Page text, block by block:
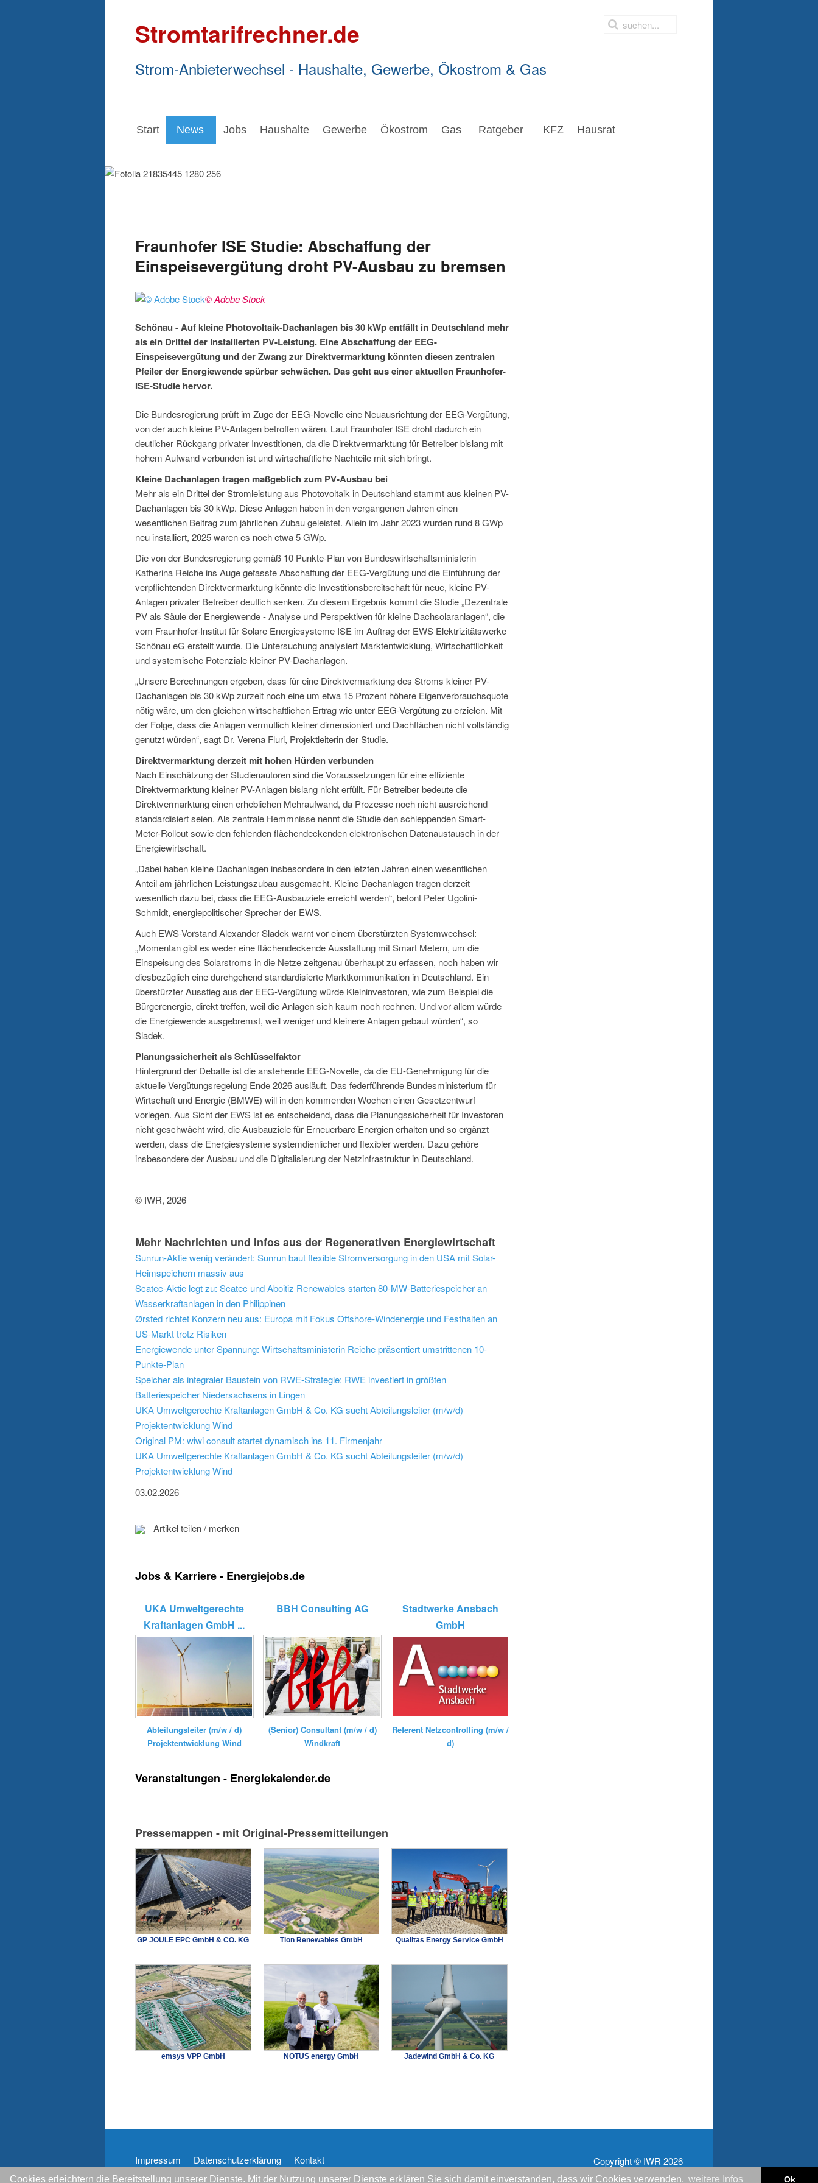
Cookies erleichtern die Bereitstellung unserer Dienste. Mit der Nutzung unserer Dienste erklären Sie sich damit einverstanden, dass wir Cookies verwenden. weitere Infos Ok
Stromtarifrechner.de
Strom-Anbieterwechsel - Haushalte, Gewerbe, Ökostrom & Gas
Start News Jobs Haushalte Gewerbe Ökostrom Gas Ratgeber KFZ Hausrat
Fraunhofer ISE Studie: Abschaffung der
Einspeisevergütung droht PV-Ausbau zu bremsen
© Adobe Stock
Schönau - Auf kleine Photovoltaik-Dachanlagen bis 30 kWp entfällt in Deutschland mehr
als ein Drittel der installierten PV-Leistung. Eine Abschaffung der EEG-
Einspeisevergütung und der Zwang zur Direktvermarktung könnten diesen zentralen
Pfeiler der Energiewende spürbar schwächen. Das geht aus einer aktuellen Fraunhofer-
ISE-Studie hervor.
Die Bundesregierung prüft im Zuge der EEG-Novelle eine Neuausrichtung der EEG-Vergütung,
von der auch kleine PV-Anlagen betroffen wären. Laut Fraunhofer ISE droht dadurch ein
deutlicher Rückgang privater Investitionen, da die Direktvermarktung für Betreiber bislang mit
hohem Aufwand verbunden ist und wirtschaftliche Nachteile mit sich bringt.
Kleine Dachanlagen tragen maßgeblich zum PV-Ausbau bei
Mehr als ein Drittel der Stromleistung aus Photovoltaik in Deutschland stammt aus kleinen PV-
Dachanlagen bis 30 kWp. Diese Anlagen haben in den vergangenen Jahren einen
wesentlichen Beitrag zum jährlichen Zubau geleistet. Allein im Jahr 2023 wurden rund 8 GWp
neu installiert, 2025 waren es noch etwa 5 GWp.
Die von der Bundesregierung gemäß 10 Punkte-Plan von Bundeswirtschaftsministerin
Katherina Reiche ins Auge gefasste Abschaffung der EEG-Vergütung und die Einführung der
verpflichtenden Direktvermarktung könnte die Investitionsbereitschaft für neue, kleine PV-
Anlagen privater Betreiber deutlich senken. Zu diesem Ergebnis kommt die Studie „Dezentrale
PV als Säule der Energiewende - Analyse und Perspektiven für kleine Dachsolaranlagen“, die
vom Fraunhofer-Institut für Solare Energiesysteme ISE im Auftrag der EWS Elektrizitätswerke
Schönau eG erstellt wurde. Die Untersuchung analysiert Marktentwicklung, Wirtschaftlichkeit
und systemische Potenziale kleiner PV-Dachanlagen.
„Unsere Berechnungen ergeben, dass für eine Direktvermarktung des Stroms kleiner PV-
Dachanlagen bis 30 kWp zurzeit noch eine um etwa 15 Prozent höhere Eigenverbrauchsquote
nötig wäre, um den gleichen wirtschaftlichen Ertrag wie unter EEG-Vergütung zu erzielen. Mit
der Folge, dass die Anlagen vermutlich kleiner dimensioniert und Dachflächen nicht vollständig
genutzt würden“, sagt Dr. Verena Fluri, Projektleiterin der Studie.
Direktvermarktung derzeit mit hohen Hürden verbunden
Nach Einschätzung der Studienautoren sind die Voraussetzungen für eine effiziente
Direktvermarktung kleiner PV-Anlagen bislang nicht erfüllt. Für Betreiber bedeute die
Direktvermarktung einen erheblichen Mehraufwand, da Prozesse noch nicht ausreichend
standardisiert seien. Als zentrale Hemmnisse nennt die Studie den schleppenden Smart-
Meter-Rollout sowie den fehlenden flächendeckenden elektronischen Datenaustausch in der
Energiewirtschaft.
„Dabei haben kleine Dachanlagen insbesondere in den letzten Jahren einen wesentlichen
Anteil am jährlichen Leistungszubau ausgemacht. Kleine Dachanlagen tragen derzeit
wesentlich dazu bei, dass die EEG-Ausbauziele erreicht werden“, betont Peter Ugolini-
Schmidt, energiepolitischer Sprecher der EWS.
Auch EWS-Vorstand Alexander Sladek warnt vor einem überstürzten Systemwechsel:
„Momentan gibt es weder eine flächendeckende Ausstattung mit Smart Metern, um die
Einspeisung des Solarstroms in die Netze zeitgenau überhaupt zu erfassen, noch haben wir
diesbezüglich eine durchgehend standardisierte Marktkommunikation in Deutschland. Ein
überstürzter Ausstieg aus der EEG-Vergütung würde Kleininvestoren, wie zum Beispiel die
Bürgerenergie, direkt treffen, weil die Anlagen sich kaum noch rechnen. Und vor allem würde
die Energiewende ausgebremst, weil weniger und kleinere Anlagen gebaut würden“, so
Sladek.
Planungssicherheit als Schlüsselfaktor
Hintergrund der Debatte ist die anstehende EEG-Novelle, da die EU-Genehmigung für die
aktuelle Vergütungsregelung Ende 2026 ausläuft. Das federführende Bundesministerium für
Wirtschaft und Energie (BMWE) will in den kommenden Wochen einen Gesetzentwurf
vorlegen. Aus Sicht der EWS ist es entscheidend, dass die Planungssicherheit für Investoren
nicht geschwächt wird, die Ausbauziele für Erneuerbare Energien erhalten und so ergänzt
werden, dass die Energiesysteme systemdienlicher und flexibler werden. Dazu gehöre
insbesondere der Ausbau und die Digitalisierung der Netzinfrastruktur in Deutschland.
© IWR, 2026
Mehr Nachrichten und Infos aus der Regenerativen Energiewirtschaft
Sunrun-Aktie wenig verändert: Sunrun baut flexible Stromversorgung in den USA mit Solar-
Heimspeichern massiv aus
Scatec-Aktie legt zu: Scatec und Aboitiz Renewables starten 80-MW-Batteriespeicher an
Wasserkraftanlagen in den Philippinen
Ørsted richtet Konzern neu aus: Europa mit Fokus Offshore-Windenergie und Festhalten an
US-Markt trotz Risiken
Energiewende unter Spannung: Wirtschaftsministerin Reiche präsentiert umstrittenen 10-
Punkte-Plan
Speicher als integraler Baustein von RWE-Strategie: RWE investiert in größten
Batteriespeicher Niedersachsens in Lingen
UKA Umweltgerechte Kraftanlagen GmbH & Co. KG sucht Abteilungsleiter (m/w/d)
Projektentwicklung Wind
Original PM: wiwi consult startet dynamisch ins 11. Firmenjahr
UKA Umweltgerechte Kraftanlagen GmbH & Co. KG sucht Abteilungsleiter (m/w/d)
Projektentwicklung Wind
03.02.2026
Artikel teilen / merken
Jobs & Karriere - Energiejobs.de
UKA Umweltgerechte
Kraftanlagen GmbH ...
Abteilungsleiter (m/w / d)
Projektentwicklung Wind
BBH Consulting AG
(Senior) Consultant (m/w / d)
Windkraft
Stadtwerke Ansbach
GmbH
Referent Netzcontrolling (m/w /
d)
Veranstaltungen - Energiekalender.de
Pressemappen - mit Original-Pressemitteilungen
GP JOULE EPC GmbH & CO. KG Tion Renewables GmbH Qualitas Energy Service GmbH
emsys VPP GmbH NOTUS energy GmbH Jadewind GmbH & Co. KG
Impressum Datenschutzerklärung Kontakt Copyright © IWR 2026